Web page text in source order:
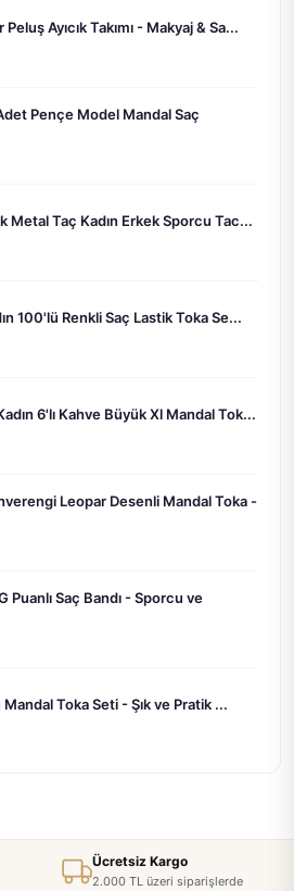
Ayıcık Takımı - Makyaj & Sa...
Pençe Model Mandal Saç
Metal Taç Kadın Erkek Sporcu Tac...
100'lü Renkli Saç Lastik Toka Se...
6'lı Kahve Büyük Xl Mandal Tok...
Leopar Desenli Mandal Toka -
Puanlı Saç Bandı - Sporcu ve
Toka Seti - Şık ve Pratik ...
Ücretsiz Kargo
2.000 TL üzeri siparişlerde